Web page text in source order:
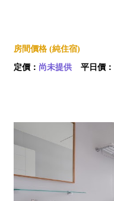
房間價格 (純住宿)
定價： 尚未提供 平日價：